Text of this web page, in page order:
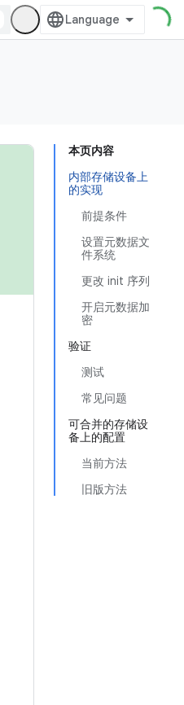
本页内容
内部存储设备上
的实现
前提条件
设置元数据文
件系统
更改 init 序列
开启元数据加
密
验证
测试
常见问题
可合并的存储设
备上的配置
当前方法
旧版方法